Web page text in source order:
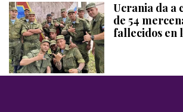
Ucrania da a
de 54
fallecidos en